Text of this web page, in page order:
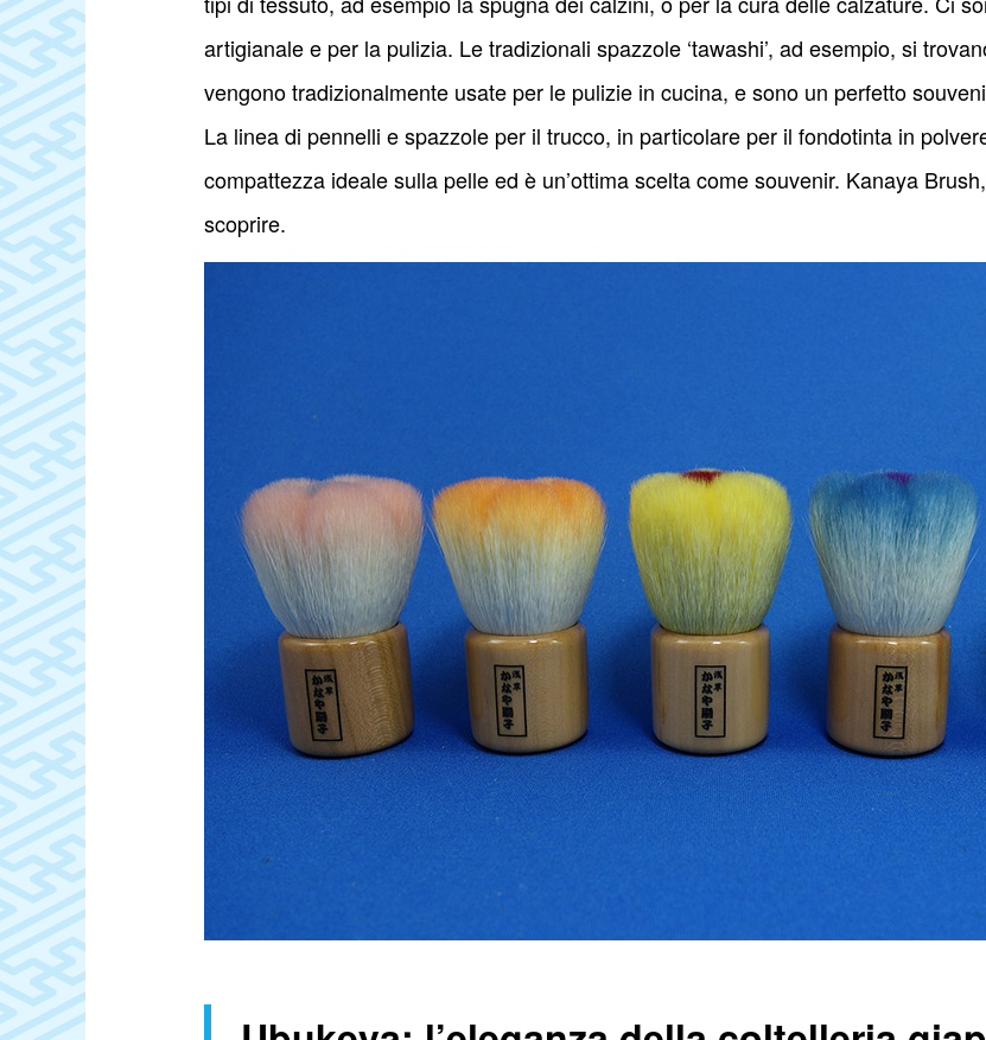
artigianale e per la pulizia. Le tradizionali spazzole ‘tawashi’, ad esempio, si
vengono tradizionalmente usate per le pulizie in cucina, e sono un perfetto
La linea di pennelli e spazzole per il trucco, in particolare per il fondotinta in
compattezza ideale sulla pelle ed è un’ottima scelta come souvenir. Kanaya
scoprire.